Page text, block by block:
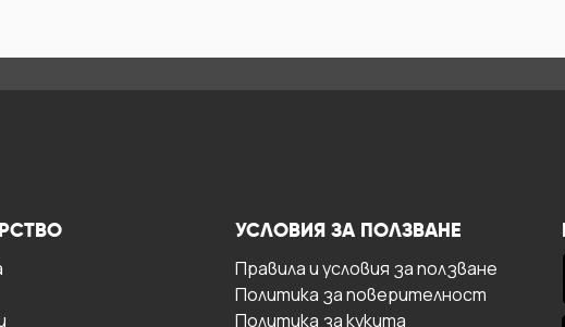
УСЛОВИЯ ЗА ПОЛЗВАНЕ
Правила и условия за ползване
Политика за поверителност
Политика за кукита